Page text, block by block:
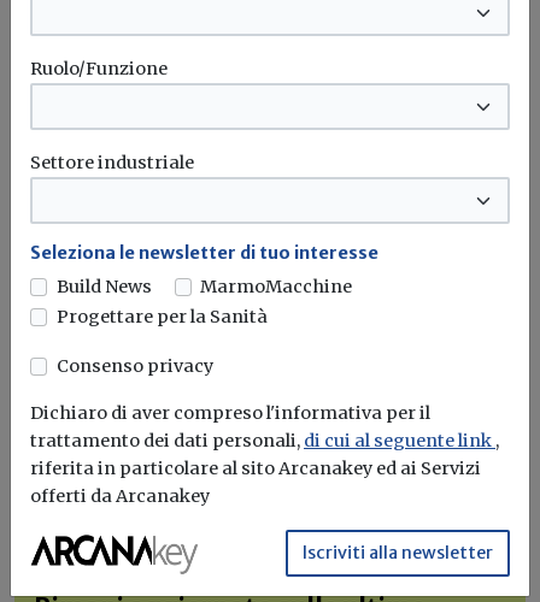
Iscriviti alla newsletter di
Build News
Ruolo/Funzione
Settore industriale
Seleziona le newsletter di tuo interesse
Build News
MarmoMacchine
Progettare per la Sanità
Consenso privacy
Dichiaro di aver compreso l'informativa per il
trattamento dei dati personali, di cui al seguente link ,
riferita in particolare al sito Arcanakey ed ai Servizi
offerti da Arcanakey
Iscriviti alla newsletter